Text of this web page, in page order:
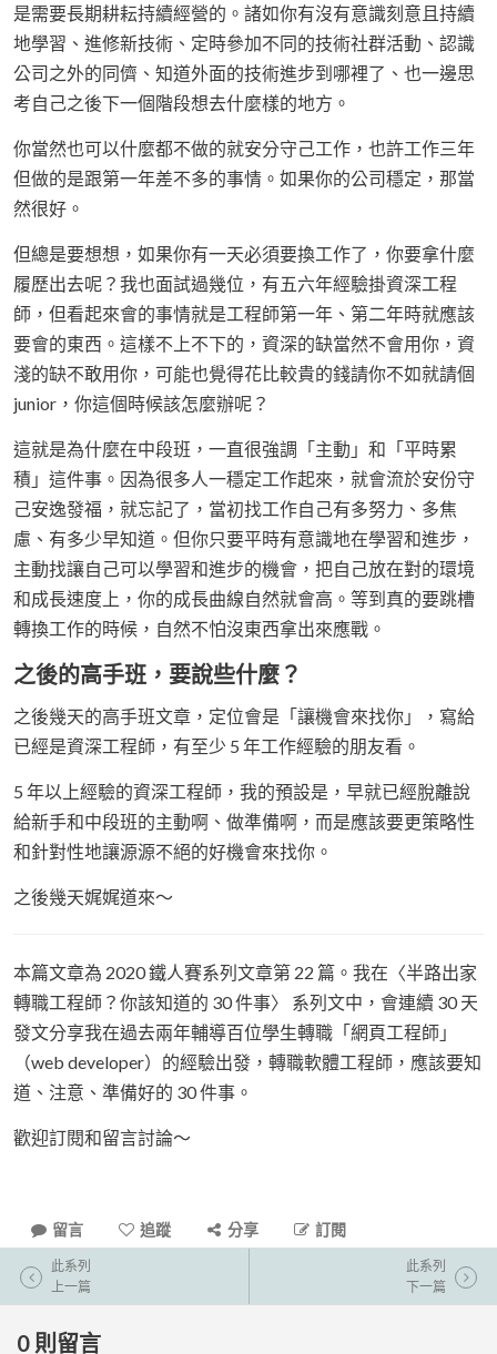
是需要長期耕耘持續經營的。諸如你有沒有意識刻意且持續
地學習、進修新技術、定時參加不同的技術社群活動、認識
公司之外的同儕、知道外面的技術進步到哪裡了、也一邊思
考自己之後下一個階段想去什麼樣的地方。
你當然也可以什麼都不做的就安分守己工作，也許工作三年
但做的是跟第一年差不多的事情。如果你的公司穩定，那當
然很好。
但總是要想想，如果你有一天必須要換工作了，你要拿什麼
履歷出去呢？我也面試過幾位，有五六年經驗掛資深工程
師，但看起來會的事情就是工程師第一年、第二年時就應該
要會的東西。這樣不上不下的，資深的缺當然不會用你，資
淺的缺不敢用你，可能也覺得花比較貴的錢請你不如就請個
junior，你這個時候該怎麼辦呢？
這就是為什麼在中段班，一直很強調「主動」和「平時累
積」這件事。因為很多人一穩定工作起來，就會流於安份守
己安逸發福，就忘記了，當初找工作自己有多努力、多焦
慮、有多少早知道。但你只要平時有意識地在學習和進步，
主動找讓自己可以學習和進步的機會，把自己放在對的環境
和成長速度上，你的成長曲線自然就會高。等到真的要跳槽
轉換工作的時候，自然不怕沒東西拿出來應戰。
之後的高手班，要說些什麼？
之後幾天的高手班文章，定位會是「讓機會來找你」，寫給
已經是資深工程師，有至少 5 年工作經驗的朋友看。
5 年以上經驗的資深工程師，我的預設是，早就已經脫離說
給新手和中段班的主動啊、做準備啊，而是應該要更策略性
和針對性地讓源源不絕的好機會來找你。
之後幾天娓娓道來～
本篇文章為 2020 鐵人賽系列文章第 22 篇。我在〈半路出家
轉職工程師？你該知道的 30 件事〉 系列文中，會連續 30 天
發文分享我在過去兩年輔導百位學生轉職「網頁工程師」
（web developer）的經驗出發，轉職軟體工程師，應該要知
道、注意、準備好的 30 件事。
歡迎訂閱和留言討論～
留言 追蹤 分享 訂閱
此系列
上一篇
此系列
下一篇
0 則留言